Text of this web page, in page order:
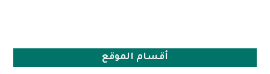
أقسام الموقع